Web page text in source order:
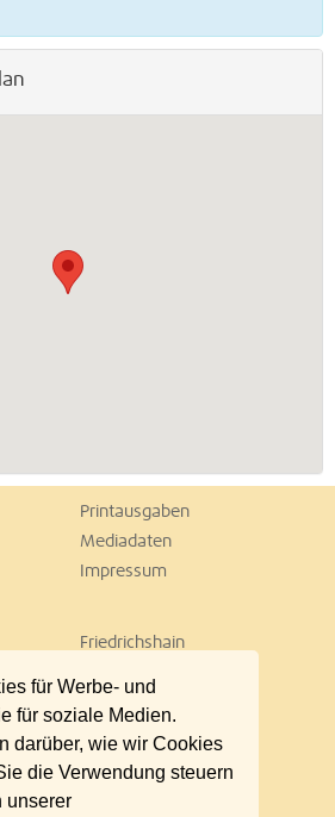
für Werbe- und
für soziale Medien.
darüber, wie wir Cookies
die Verwendung steuern
unserer
Printausgaben
Mediadaten
Impressum
Friedrichshain
Marzahn
Neukölln